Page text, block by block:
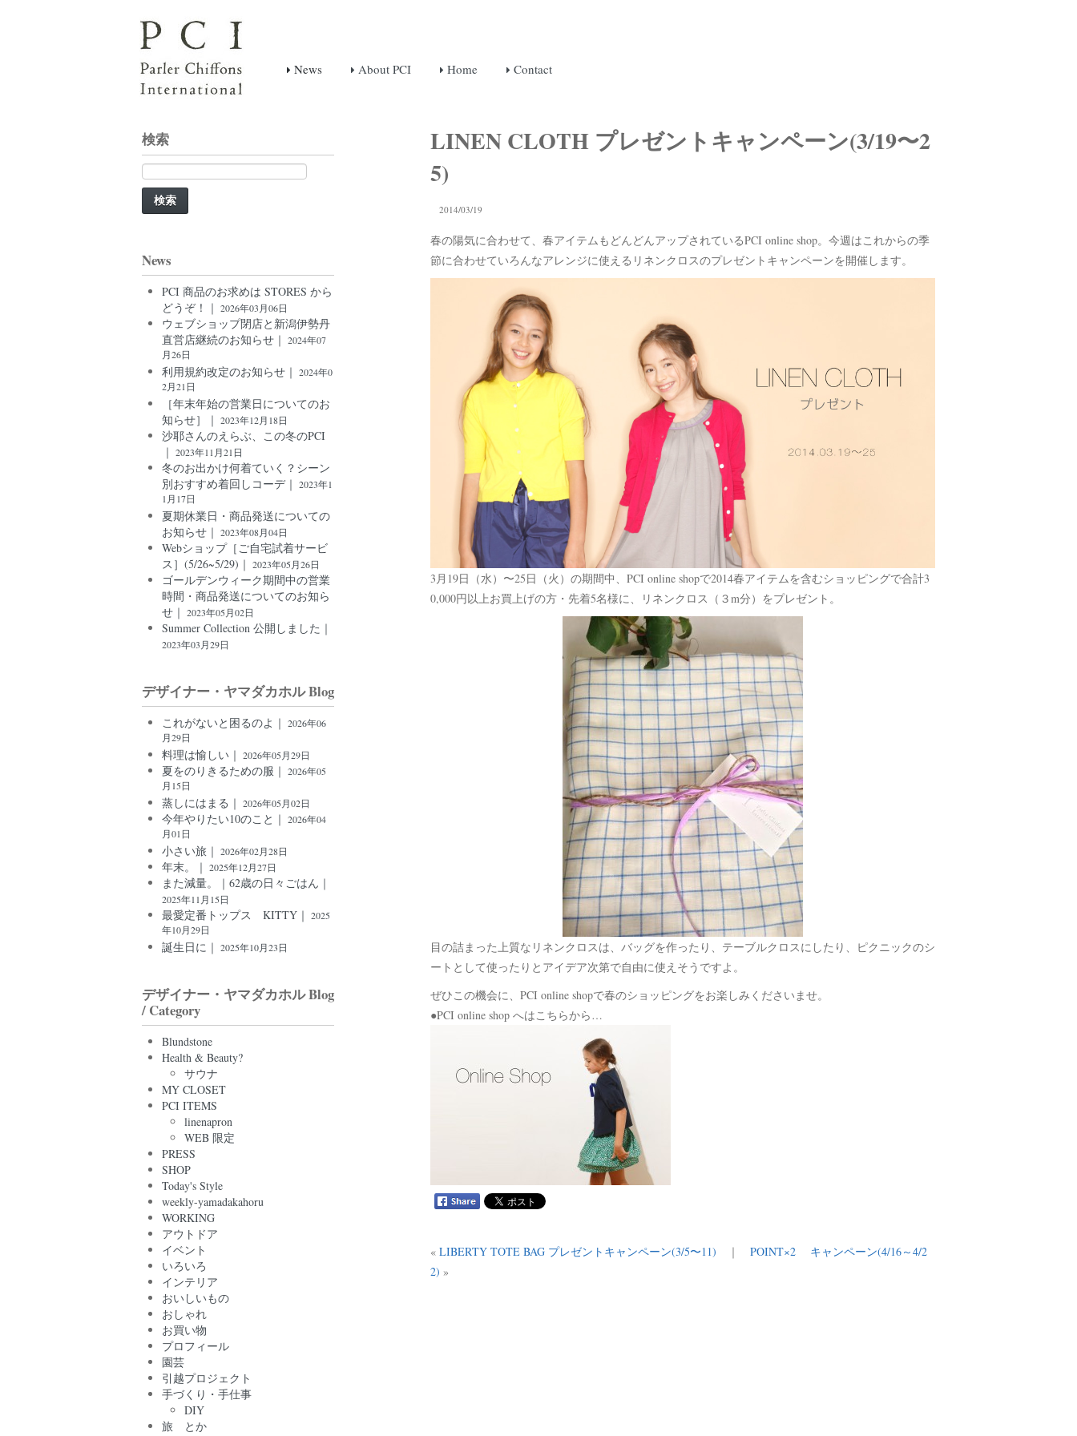
News About PCI Home Contact
LINEN CLOTH プレゼントキャンペーン(3/19〜2
5)
2014/03/19
春の陽気に合わせて、春アイテムもどんどんアップされているPCI online shop。今週はこれからの季
節に合わせていろんなアレンジに使えるリネンクロスのプレゼントキャンペーンを開催します。
3月19日（水）〜25日（火）の期間中、PCI online shopで2014春アイテムを含むショッピングで合計3
0,000円以上お買上げの方・先着5名様に、リネンクロス（３m分）をプレゼント。
目の詰まった上質なリネンクロスは、バッグを作ったり、テーブルクロスにしたり、ピクニックのシ
ートとして使ったりとアイデア次第で自由に使えそうですよ。
ぜひこの機会に、PCI online shopで春のショッピングをお楽しみくださいませ。
●PCI online shop へはこちらから…
« LIBERTY TOTE BAG プレゼントキャンペーン(3/5〜11) ｜ POINT×2 キャンペーン(4/16～4/2
2) »
検索
検
索:
News
PCI 商品のお求めは STORES から
どうぞ！｜ 2026年03月06日
ウェブショップ閉店と新潟伊勢丹
直営店継続のお知らせ｜ 2024年07
月26日
利用規約改定のお知らせ｜ 2024年0
2月21日
［年末年始の営業日についてのお
知らせ］｜ 2023年12月18日
沙耶さんのえらぶ、この冬のPCI
｜ 2023年11月21日
冬のお出かけ何着ていく？シーン
別おすすめ着回しコーデ｜ 2023年1
1月17日
夏期休業日・商品発送についての
お知らせ｜ 2023年08月04日
Webショップ［ご自宅試着サービ
ス］(5/26~5/29)｜ 2023年05月26日
ゴールデンウィーク期間中の営業
時間・商品発送についてのお知ら
せ｜ 2023年05月02日
Summer Collection 公開しました｜
2023年03月29日
デザイナー・ヤマダカホル Blog
これがないと困るのよ｜ 2026年06
月29日
料理は愉しい｜ 2026年05月29日
夏をのりきるための服｜ 2026年05
月15日
蒸しにはまる｜ 2026年05月02日
今年やりたい10のこと｜ 2026年04
月01日
小さい旅｜ 2026年02月28日
年末。｜ 2025年12月27日
また減量。｜62歳の日々ごはん｜
2025年11月15日
最愛定番トップス KITTY｜ 2025
年10月29日
誕生日に｜ 2025年10月23日
デザイナー・ヤマダカホル Blog
/ Category
Blundstone
Health & Beauty?
サウナ
MY CLOSET
PCI ITEMS
linenapron
WEB 限定
PRESS
SHOP
Today's Style
weekly-yamadakahoru
WORKING
アウトドア
イベント
いろいろ
インテリア
おいしいもの
おしゃれ
お買い物
プロフィール
園芸
引越プロジェクト
手づくり・手仕事
DIY
旅 とか